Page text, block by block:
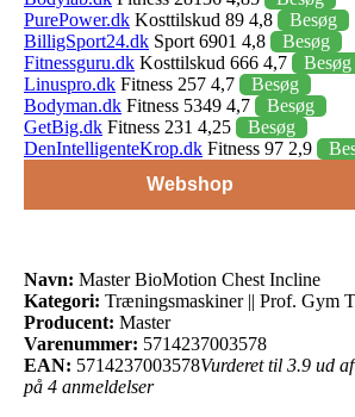
PurePower.dk Kosttilskud 89 4,8
Besøg
BilligSport24.dk Sport 6901 4,8
Besøg
Fitnessguru.dk Kosttilskud 666 4,7
Besøg
Linuspro.dk Fitness 257 4,7
Besøg
Bodyman.dk Fitness 5349 4,7
Besøg
GetBig.dk Fitness 231 4,25
Besøg
DenIntelligenteKrop.dk Fitness 97 2,9
Webshop
Navn: Master BioMotion Chest Incline
Kategori: Træningsmaskiner || Prof. Gym
Producent: Master
Varenummer: 5714237003578
EAN: 5714237003578Vurderet til 3.9 ud
på 4 anmeldelser